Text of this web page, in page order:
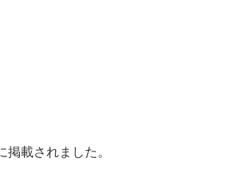
載されました。